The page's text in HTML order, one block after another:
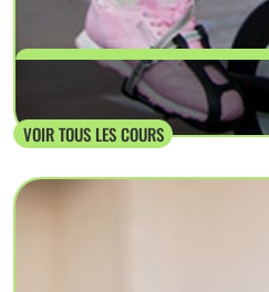
Le cardio training
VOIR TOUS LES COURS